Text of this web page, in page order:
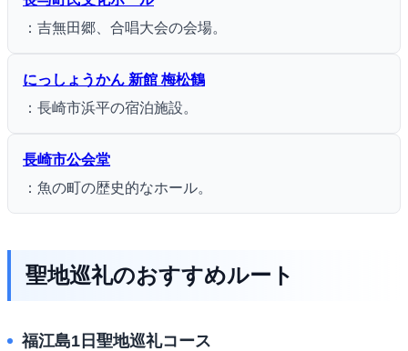
：吉無田郷、合唱大会の会場。
にっしょうかん 新館 梅松鶴
：長崎市浜平の宿泊施設。
長崎市公会堂
：魚の町の歴史的なホール。
聖地巡礼のおすすめルート
福江島1日聖地巡礼コース